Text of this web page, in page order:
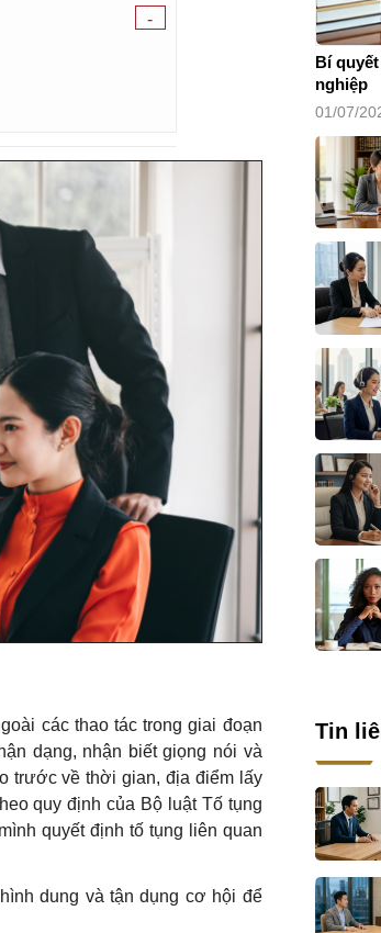
-
các thao tác trong giai đoạn
dạng, nhận biết giọng nói và
trước về thời gian, địa điểm lấy
quy định của Bộ luật Tố tụng
quyết định tố tụng liên quan
dung và tận dụng cơ hội để
Bí
nghiệp
01/07/
Tin